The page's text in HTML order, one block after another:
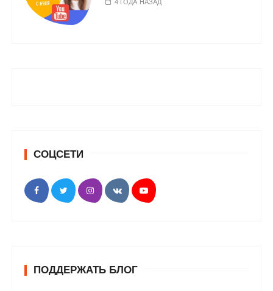
4 ГОДА НАЗАД
СОЦСЕТИ
ПОДДЕРЖАТЬ БЛОГ